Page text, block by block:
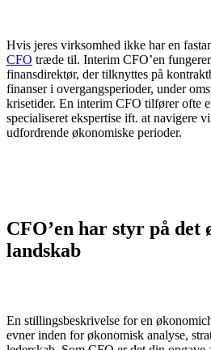
Hvis jeres virksomhed ikke har en
CFO træde til. Interim CFO’en
finansdirektør, der tilknyttes på
finanser i overgangsperioder, under
krisetider. En interim CFO tilfører ofte
specialiseret ekspertise ift. at navigere
udfordrende økonomiske perioder.
CFO’en har styr på det
landskab
En stillingsbeskrivelse for en
evner inden for økonomisk analyse,